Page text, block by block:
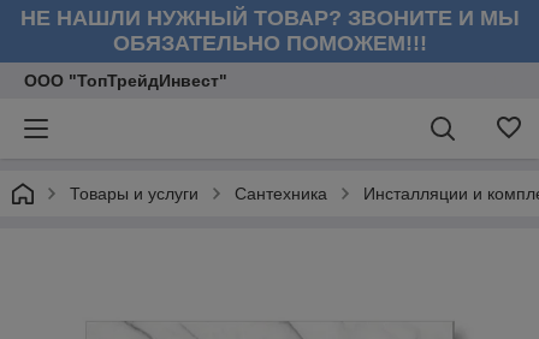
НЕ НАШЛИ НУЖНЫЙ ТОВАР? ЗВОНИТЕ И МЫ
ОБЯЗАТЕЛЬНО ПОМОЖЕМ!!!
ООО "ТопТрейдИнвест"
Товары и услуги Сантехника Инсталляции и